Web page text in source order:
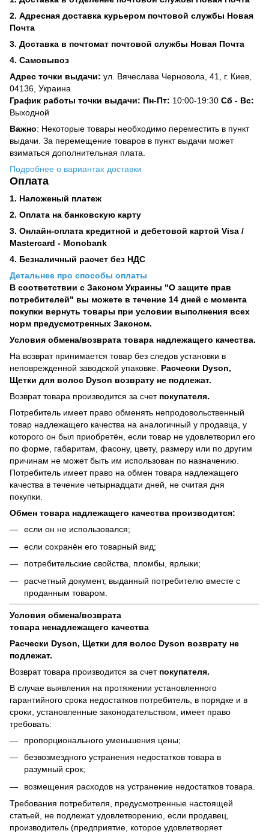
2. Адресная доставка курьером почтовой службы Новая
Почта
3. Доставка в почтомат почтовой службы Новая Почта
4. Самовывоз
Адрес точки выдачи: ул. Вячеслава Черновола, 41, г. Киев,
04136, Украина
График работы точки выдачи: Пн-Пт: 10:00-19:30 Сб - Вс:
Выходной
Важно: Некоторые товары необходимо переместить в пункт
выдачи. За перемещение товаров в пункт выдачи может
взиматься дополнительная плата.
Подробнее о вариантах доставки
Оплата
1. Наложеный платеж
2. Оплата на банковскую карту
3. Онлайн-оплата кредитной и дебетовой картой Visa /
Mastercard - Monobank
4. Безналичный расчет без НДС
Детальнее про способы оплаты
В соответствии с Законом Украины "О защите прав
потребителей" вы можете в течение 14 дней с момента
покупки вернуть товары при условии выполнения всех
норм предусмотренных Законом.
Условия обмена/возврата товара надлежащего качества.
На возврат принимается товар без следов установки в
неповрежденной заводской упаковке. Расчески Dyson,
Щетки для волос Dyson возврату не подлежат.
Возврат товара производится за счет покупателя.
Потребитель имеет право обменять непродовольственный
товар надлежащего качества на аналогичный у продавца, у
которого он был приобретён, если товар не удовлетворил его
по форме, габаритам, фасону, цвету, размеру или по другим
причинам не может быть им использован по назначению.
Потребитель имеет право на обмен товара надлежащего
качества в течение четырнадцати дней, не считая дня
покупки.
Обмен товара надлежащего качества производится:
если он не использовался;
если сохранён его товарный вид;
потребительские свойства, пломбы, ярлыки;
расчетный документ, выданный потребителю вместе с
проданным товаром.
Условия обмена/возврата
товара ненадлежащего качества
Расчески Dyson, Щетки для волос Dyson возврату не
подлежат.
Возврат товара производится за счет покупателя.
В случае выявления на протяжении установленного
гарантийного срока недостатков потребитель, в порядке и в
сроки, установленные законодательством, имеет право
требовать:
пропорционального уменьшения цены;
безвозмездного устранения недостатков товара в
разумный срок;
возмещения расходов на устранение недостатков товара.
Требования потребителя, предусмотренные настоящей
статьей, не подлежат удовлетворению, если продавец,
производитель (предприятие, которое удовлетворяет